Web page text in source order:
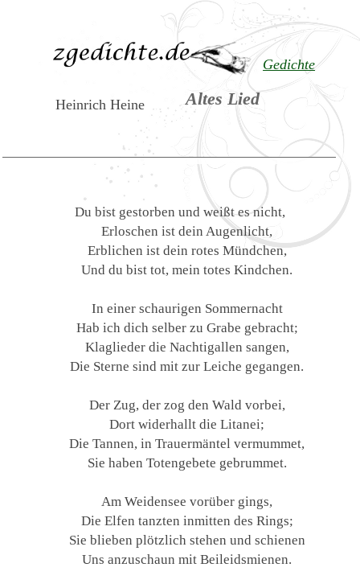
Gedichte
Altes Lied
Heinrich Heine
Du bist gestorben und weißt es nicht,
Erloschen ist dein Augenlicht,
Erblichen ist dein rotes Mündchen,
Und du bist tot, mein totes Kindchen.
In einer schaurigen Sommernacht
Hab ich dich selber zu Grabe gebracht;
Klaglieder die Nachtigallen sangen,
Die Sterne sind mit zur Leiche gegangen.
Der Zug, der zog den Wald vorbei,
Dort widerhallt die Litanei;
Die Tannen, in Trauermäntel vermummet,
Sie haben Totengebete gebrummet.
Am Weidensee vorüber gings,
Die Elfen tanzten inmitten des Rings;
Sie blieben plötzlich stehen und schienen
Uns anzuschaun mit Beileidsmienen.